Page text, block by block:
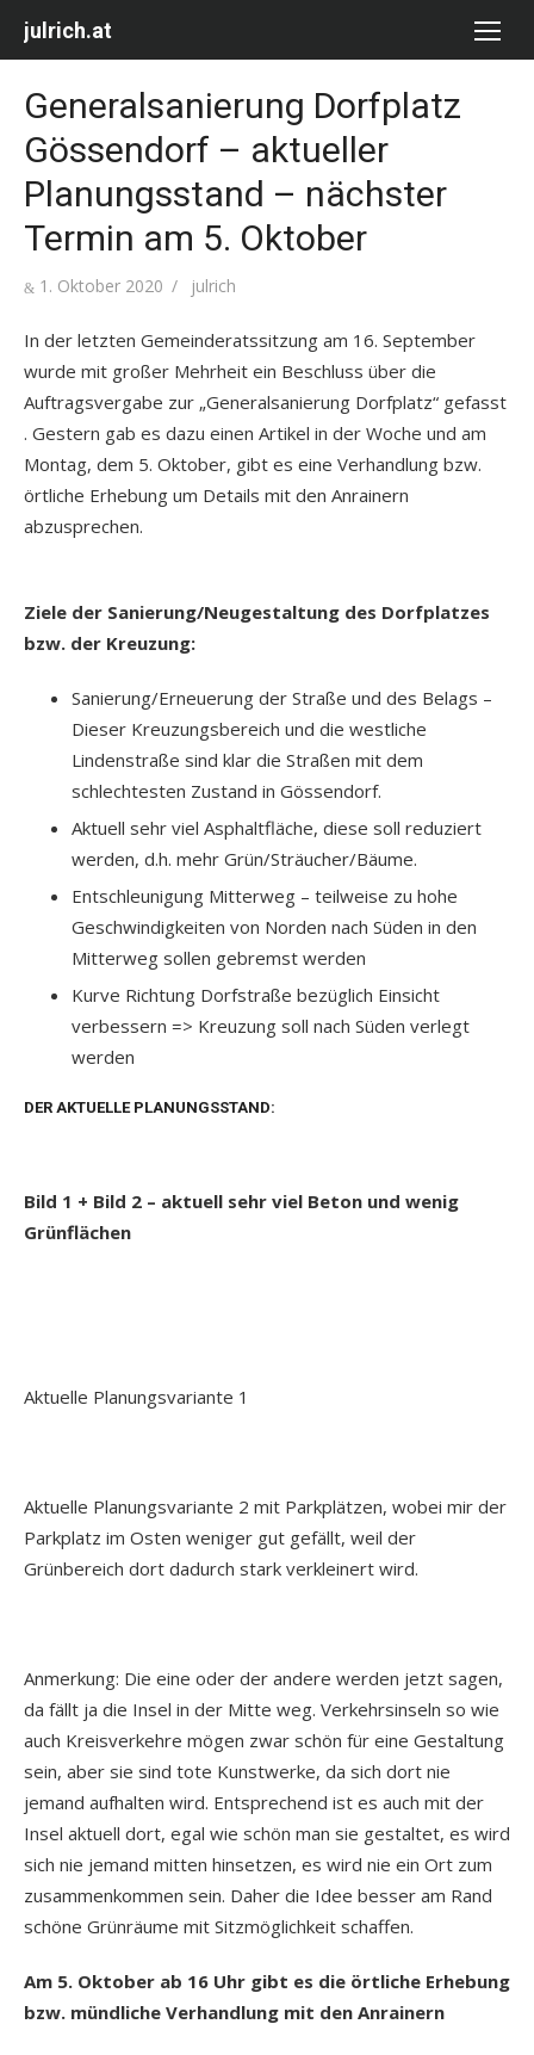
julrich.at
Generalsanierung Dorfplatz
Gössendorf – aktueller
Planungsstand – nächster
Termin am 5. Oktober
Posted
1. Oktober 2020 Author
julrich
In der letzten Gemeinderatssitzung am 16. September
wurde mit großer Mehrheit ein Beschluss über die
Auftragsvergabe zur „Generalsanierung Dorfplatz“ gefasst
. Gestern gab es dazu einen Artikel in der Woche und am
Montag, dem 5. Oktober, gibt es eine Verhandlung bzw.
örtliche Erhebung um Details mit den Anrainern
abzusprechen.
Ziele der Sanierung/Neugestaltung des Dorfplatzes
bzw. der Kreuzung:
Sanierung/Erneuerung der Straße und des Belags –
Dieser Kreuzungsbereich und die westliche
Lindenstraße sind klar die Straßen mit dem
schlechtesten Zustand in Gössendorf.
Aktuell sehr viel Asphaltfläche, diese soll reduziert
werden, d.h. mehr Grün/Sträucher/Bäume.
Entschleunigung Mitterweg – teilweise zu hohe
Geschwindigkeiten von Norden nach Süden in den
Mitterweg sollen gebremst werden
Kurve Richtung Dorfstraße bezüglich Einsicht
verbessern => Kreuzung soll nach Süden verlegt
werden
DER AKTUELLE PLANUNGSSTAND:
Bild 1 + Bild 2 – aktuell sehr viel Beton und wenig
Grünflächen
Aktuelle Planungsvariante 1
Aktuelle Planungsvariante 2 mit Parkplätzen, wobei mir der
Parkplatz im Osten weniger gut gefällt, weil der
Grünbereich dort dadurch stark verkleinert wird.
Anmerkung: Die eine oder der andere werden jetzt sagen,
da fällt ja die Insel in der Mitte weg. Verkehrsinseln so wie
auch Kreisverkehre mögen zwar schön für eine Gestaltung
sein, aber sie sind tote Kunstwerke, da sich dort nie
jemand aufhalten wird. Entsprechend ist es auch mit der
Insel aktuell dort, egal wie schön man sie gestaltet, es wird
sich nie jemand mitten hinsetzen, es wird nie ein Ort zum
zusammenkommen sein. Daher die Idee besser am Rand
schöne Grünräume mit Sitzmöglichkeit schaffen.
Am 5. Oktober ab 16 Uhr gibt es die örtliche Erhebung
bzw. mündliche Verhandlung mit den Anrainern